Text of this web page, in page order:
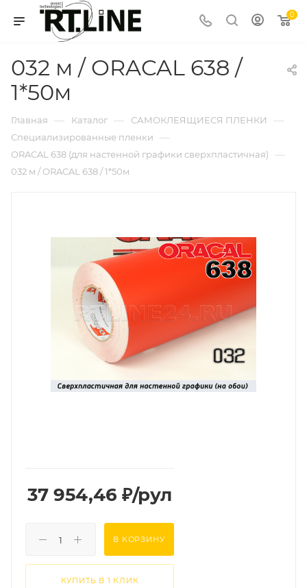
0
032 м / ORACAL 638 /
1*50м
Главная — Каталог — САМОКЛЕЯЩИЕСЯ ПЛЕНКИ —
Специализированные пленки —
ORACAL 638 (для настенной графики сверхпластичная) —
032 м / ORACAL 638 / 1*50м
37 954,46 ₽/рул
В КОРЗИНУ
КУПИТЬ В 1 КЛИК